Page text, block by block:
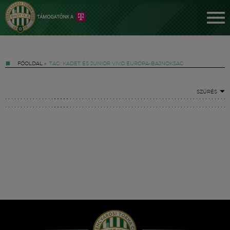
FŐOLDAL » TAG: KADET ÉS JUNIOR VÍVÓ EURÓPA-BAJNOKSÁG
SZŰRÉS
Hírek